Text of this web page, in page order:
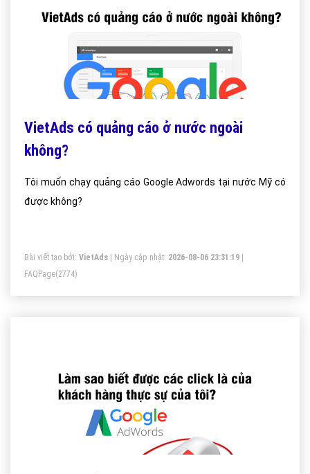
VietAds có quảng cáo ở nước ngoài
không?
Tôi muốn chạy quảng cáo Google Adwords tại nước Mỹ có
được không?
Bài viết tạo bởi: VietAds | Ngày cập nhật: 2026-08-06 23:31:19
FAQPage(2774)